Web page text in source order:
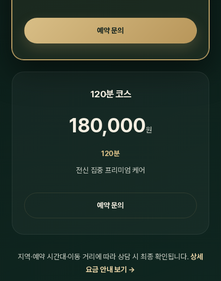
예약 문의
120분 코스
180,000원
120분
전신 집중 프리미엄 케어
예약 문의
지역·예약 시간대·이동 거리에 따라 상담 시 최종 확인됩니다.상세
요금 안내 보기 →